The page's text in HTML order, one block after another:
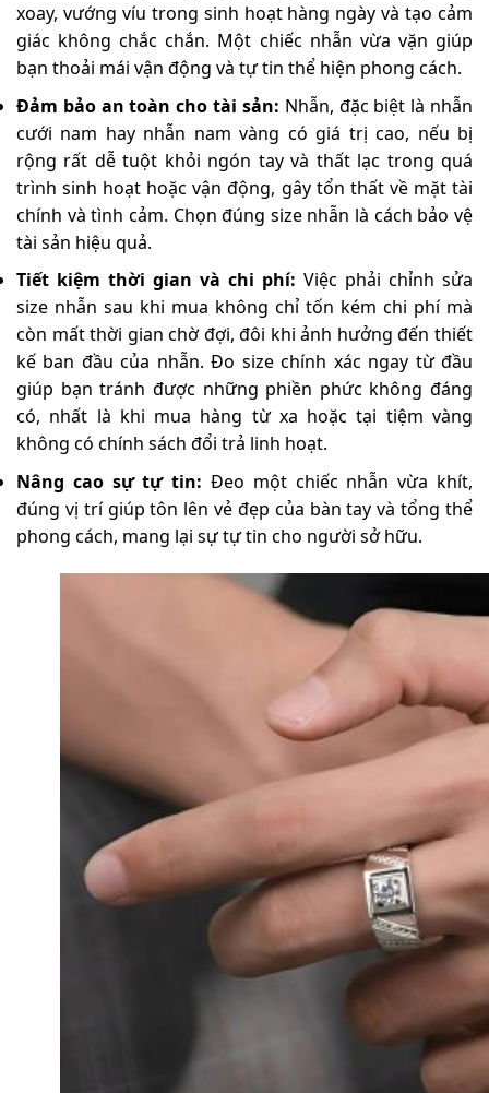
xoay, vướng víu trong sinh hoạt hàng ngày và tạo cảm
giác không chắc chắn. Một chiếc nhẫn vừa vặn giúp
bạn thoải mái vận động và tự tin thể hiện phong cách.
Đảm bảo an toàn cho tài sản: Nhẫn, đặc biệt là nhẫn
cưới nam hay nhẫn nam vàng có giá trị cao, nếu bị
rộng rất dễ tuột khỏi ngón tay và thất lạc trong quá
trình sinh hoạt hoặc vận động, gây tổn thất về mặt tài
chính và tình cảm. Chọn đúng size nhẫn là cách bảo vệ
tài sản hiệu quả.
Tiết kiệm thời gian và chi phí: Việc phải chỉnh sửa
size nhẫn sau khi mua không chỉ tốn kém chi phí mà
còn mất thời gian chờ đợi, đôi khi ảnh hưởng đến thiết
kế ban đầu của nhẫn. Đo size chính xác ngay từ đầu
giúp bạn tránh được những phiền phức không đáng
có, nhất là khi mua hàng từ xa hoặc tại tiệm vàng
không có chính sách đổi trả linh hoạt.
Nâng cao sự tự tin: Đeo một chiếc nhẫn vừa khít,
đúng vị trí giúp tôn lên vẻ đẹp của bàn tay và tổng thể
phong cách, mang lại sự tự tin cho người sở hữu.